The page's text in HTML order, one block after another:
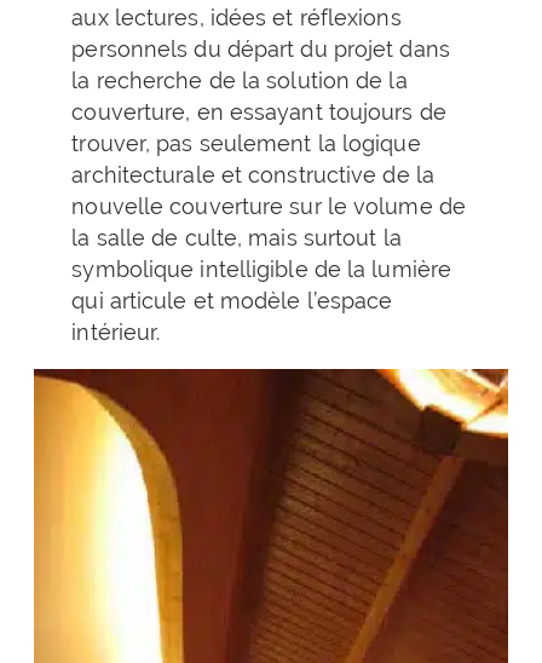
aux lectures, idées et réflexions
personnels du départ du projet dans
la recherche de la solution de la
couverture, en essayant toujours de
trouver, pas seulement la logique
architecturale et constructive de la
nouvelle couverture sur le volume de
la salle de culte, mais surtout la
symbolique intelligible de la lumière
qui articule et modèle l’espace
intérieur.